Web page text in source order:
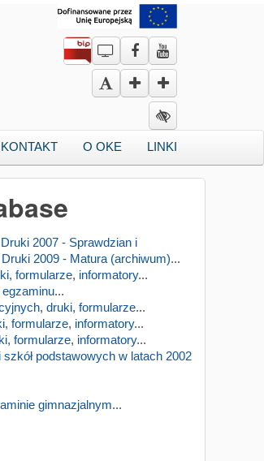
KONTAKT O OKE LINKI
Druki 2007 - Sprawdzian i
Druki 2009 - Matura (archiwum)...
formularze, informatory...
...
, druki, formularze...
formularze, informatory...
formularze, informatory...
szkół podstawowych w latach 2002
gimnazjalnym...